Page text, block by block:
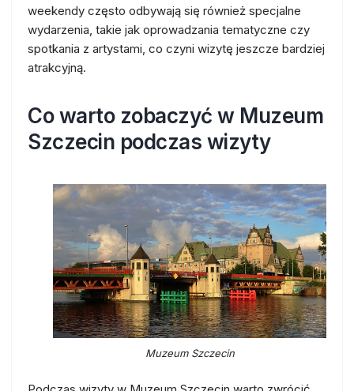
weekendy często odbywają się również specjalne
wydarzenia, takie jak oprowadzania tematyczne czy
spotkania z artystami, co czyni wizytę jeszcze bardziej
atrakcyjną.
Co warto zobaczyć w Muzeum
Szczecin podczas wizyty
Muzeum Szczecin